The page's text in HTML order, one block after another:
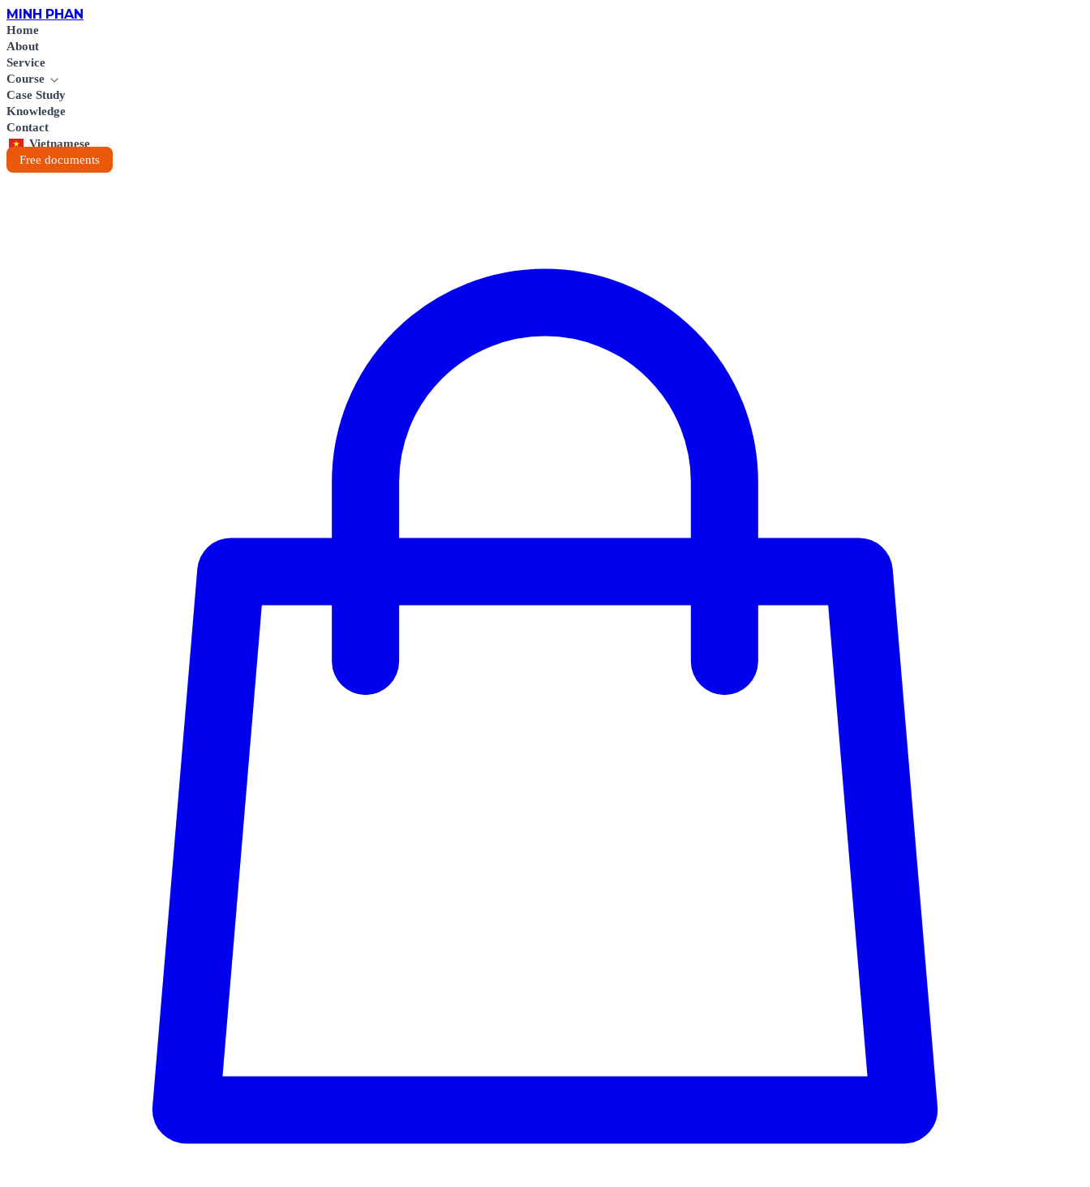
MINH PHAN
Home
About
Service
Course
Case Study
Knowledge
Contact
Vietnamese
Free documents